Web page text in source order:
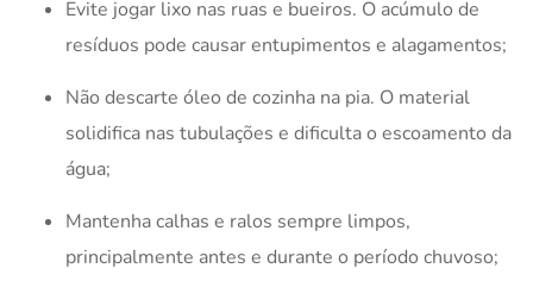
Evite jogar lixo nas ruas e bueiros. O acúmulo de
resíduos pode causar entupimentos e alagamentos;
Não descarte óleo de cozinha na pia. O material
solidifica nas tubulações e dificulta o escoamento da
água;
Mantenha calhas e ralos sempre limpos,
principalmente antes e durante o período chuvoso;